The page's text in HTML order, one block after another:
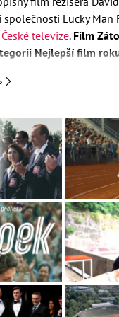
Lucky Man
České televize. Film
Nejlepší film
srpna 2021
Ondříček
a postavy
(Emil Zátopek)
(Dana Ingrová-
(Ron Clark)
a další